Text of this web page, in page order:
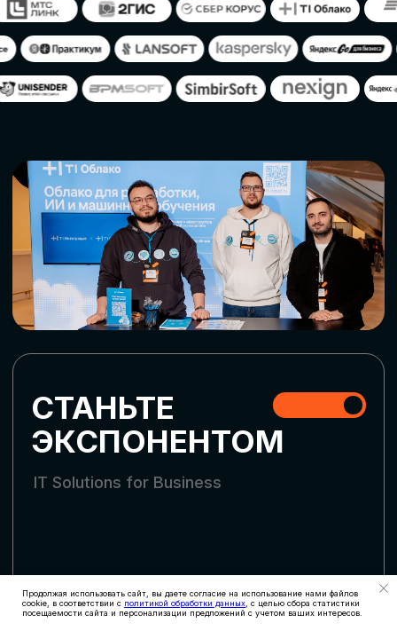
Продолжая использовать сайт, вы даете согласие на использование нами файлов
cookie, в соответствии с политикой обработки данных , с целью сбора статистики
посещаемости сайта и персонализации предложений с учетом ваших интересов.
ОСТАВИТЬ
ЗАЯВКУ
СТАТЬ ПАРТНЕРОМ
СКАЧАТЬ ПРОГРАММУ
СТАТЬ СПИКЕРОМ
Оставьте заявку, наши менеджеры
СТАТЬ УЧАСТНИКОМ